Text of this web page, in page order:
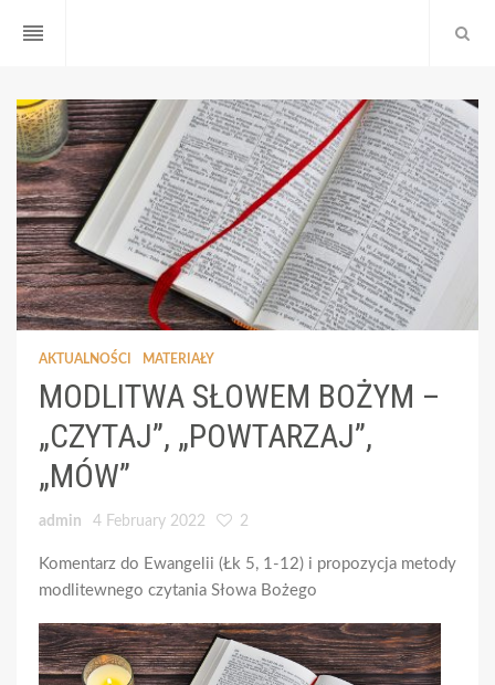
reorder
AKTUALNOŚCI MATERIAŁY
MODLITWA SŁOWEM BOŻYM –
„CZYTAJ”, „POWTARZAJ”,
„MÓW”
admin 4 February 2022 2
Komentarz do Ewangelii (Łk 5, 1-12) i propozycja metody
modlitewnego czytania Słowa Bożego